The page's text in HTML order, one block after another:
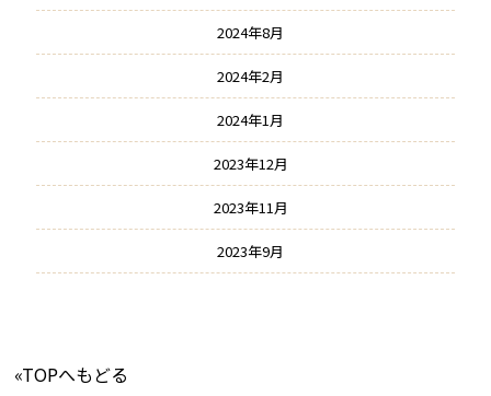
2024年8月
2024年2月
2024年1月
2023年12月
2023年11月
2023年9月
«TOPへもどる